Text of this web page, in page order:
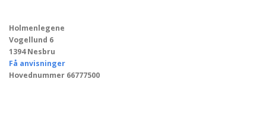
Holmenlegene
Vogellund 6
1394 Nesbru
Få anvisninger
Hovednummer 66777500